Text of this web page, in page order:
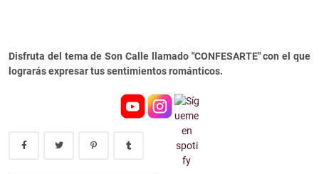
Disfruta del tema de Son Calle llamado "CONFESARTE" con el que
lograrás expresar tus sentimientos románticos.